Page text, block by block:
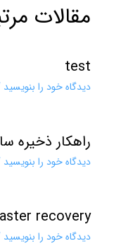
مقالات
test
دیدگاه‌ خود را بنویسید
راهکار ذخیره
دیدگاه‌ خود را بنویسید
recovery
دیدگاه‌ خود را بنویسید